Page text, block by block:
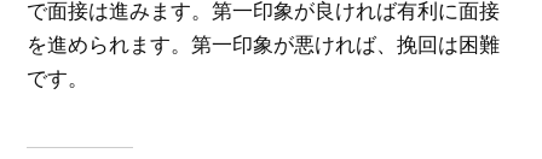
で面接は進みます。第一印象が良ければ有利に面接
を進められます。第一印象が悪ければ、挽回は困難
です。